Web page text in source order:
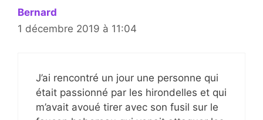
Bernard
1 décembre 2019 à 11:04
J’ai rencontré un jour une personne qui
était passionné par les hirondelles et qui
m’avait avoué tirer avec son fusil sur le